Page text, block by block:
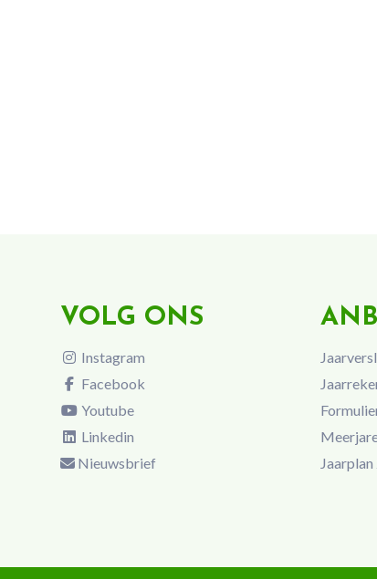
VOLG ONS
Instagram
Facebook
Youtube
Linkedin
Nieuwsbrief